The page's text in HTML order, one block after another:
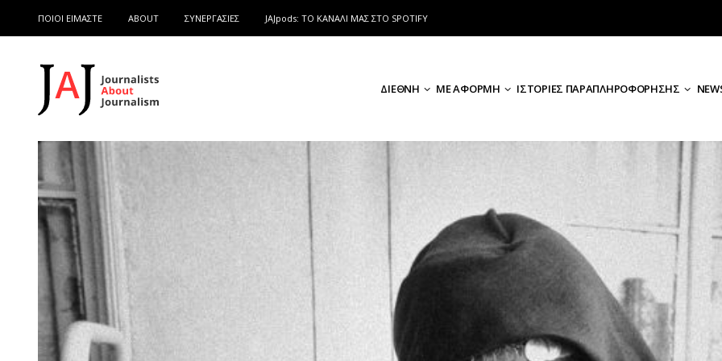
ΠΟΙΟΙ ΕΙΜΑΣΤΕ ABOUT ΣΥΝΕΡΓΑΣΙΕΣ JAJpods: TO ΚΑΝΑΛΙ ΜΑΣ ΣΤΟ SPOTIFY
ΔΙΕΘΝΗ ΜΕ ΑΦΟΡΜΗ ΙΣΤΟΡΙΕΣ ΠΑΡΑΠΛΗΡΟΦΟΡΗΣΗΣ